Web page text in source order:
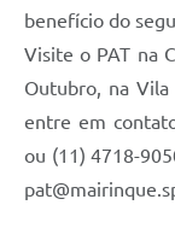
benefício do
Visite o PAT na
Outubro, na Vila
entre em
ou (11) 4718-